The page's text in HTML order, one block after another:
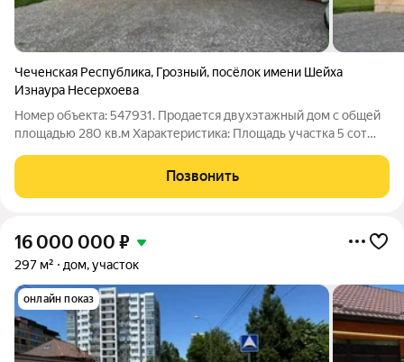
Чеченская Республика, Грозный, посёлок имени Шейха
Изнаура Несерхоева
Номер объекта: 547931. Продается двухэтажный дом с общей
площадью 280 кв.м Характеристика: Площадь участка 5 сот
Инфраструктура: Школа Садик Магазины, рядом «Светофор»
Аптеки Вайлдберис, Озон
Позвонить
16 000 000 ₽
297 м² дом, участок
онлайн показ